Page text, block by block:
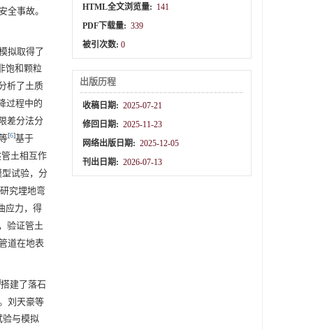
全事故。
拟取得了
饱和颗粒
析了土质
过程中的
差分法分
[6]基于
土相互作
试验，分
究埋地弯
应力，得
验证管土
道在地表
搭建了落石
刘天豪等
验与模拟
HTML全文浏览量: 141
PDF下载量: 339
被引次数:0
出版历程
收稿日期: 2025-07-21
修回日期: 2025-11-23
网络出版日期: 2025-12-05
刊出日期: 2026-07-13